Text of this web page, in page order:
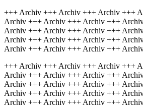
+++ Archiv +++ Archiv +++ Archiv +++
Archiv +++ Archiv +++ Archiv +++
Archiv +++ Archiv +++ Archiv +++
Archiv +++ Archiv +++ Archiv +++
Archiv +++ Archiv +++ Archiv +++
+++ Archiv +++ Archiv +++ Archiv +++
Archiv +++ Archiv +++ Archiv +++
Archiv +++ Archiv +++ Archiv +++
Archiv +++ Archiv +++ Archiv +++
Archiv +++ Archiv +++ Archiv +++